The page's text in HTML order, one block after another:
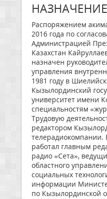
НАЗНАЧЕНИЕ
Распоряжением
2016 года по
Администрацией
Казахстан
назначен
управления
1981 году в
Кызылординский
университет имени
специальностям
Трудовую
редактором
телерадиокомпании.
работал главным
радио «Сета»,
областного
социальных
информации
по Кызылординской